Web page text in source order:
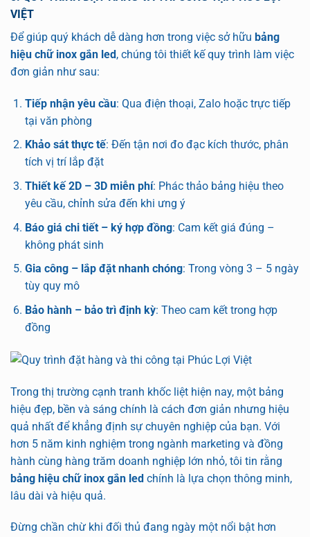
VIỆT
Để giúp quý khách dễ dàng hơn trong việc sở hữu bảng
hiệu chữ inox gắn led, chúng tôi thiết kế quy trình làm việc
đơn giản như sau:
Tiếp nhận yêu cầu: Qua điện thoại, Zalo hoặc trực tiếp
tại văn phòng
Khảo sát thực tế: Đến tận nơi đo đạc kích thước, phân
tích vị trí lắp đặt
Thiết kế 2D – 3D miễn phí: Phác thảo bảng hiệu theo
yêu cầu, chỉnh sửa đến khi ưng ý
Báo giá chi tiết – ký hợp đồng: Cam kết giá đúng –
không phát sinh
Gia công – lắp đặt nhanh chóng: Trong vòng 3 – 5 ngày
tùy quy mô
Bảo hành – bảo trì định kỳ: Theo cam kết trong hợp
đồng
Trong thị trường cạnh tranh khốc liệt hiện nay, một bảng
hiệu đẹp, bền và sáng chính là cách đơn giản nhưng hiệu
quả nhất để khẳng định sự chuyên nghiệp của bạn. Với
hơn 5 năm kinh nghiệm trong ngành marketing và đồng
hành cùng hàng trăm doanh nghiệp lớn nhỏ, tôi tin rằng
bảng hiệu chữ inox gắn led chính là lựa chọn thông minh,
lâu dài và hiệu quả.
Đừng chần chừ khi đối thủ đang ngày một nổi bật hơn